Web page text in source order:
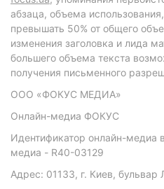
абзаца, объема
превышать 50% от общего
изменения заголовка и лида
большего объема текста
получения письменного
ООО «ФОКУС МЕДИА»
Онлайн-медиа ФОКУС
Идентификатор онлайн-медиа
медиа - R40-03129
Адрес: 01133, г. Киев, бульвар